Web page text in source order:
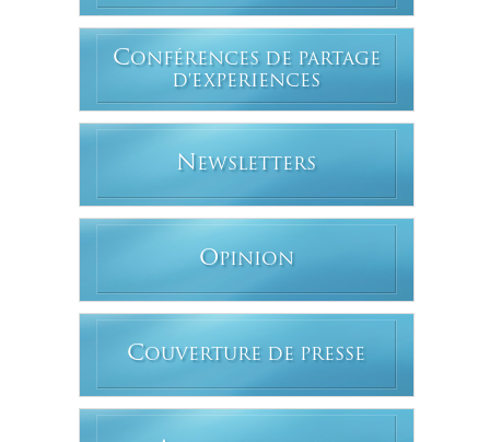
CONFÉRENCES DE PARTAGE
D'EXPERIENCES
N EWSLETTERS
OPINION
COUVERTURE DE PRESSE